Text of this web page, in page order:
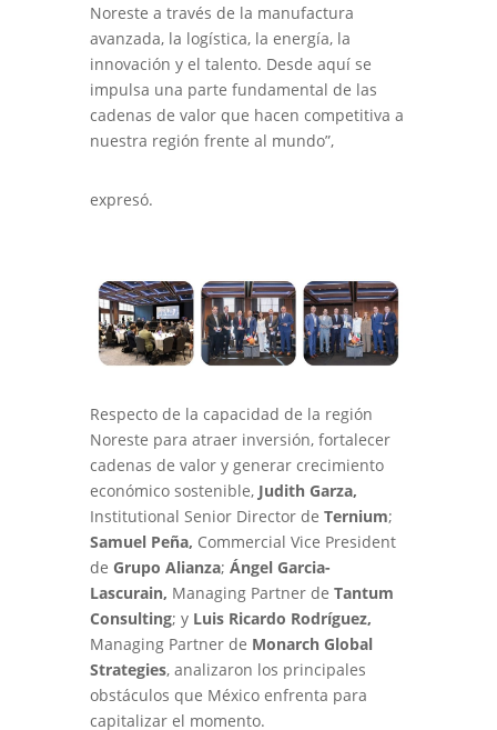
Noreste a través de la manufactura
avanzada, la logística, la energía, la
innovación y el talento. Desde aquí se
impulsa una parte fundamental de las
cadenas de valor que hacen competitiva a
nuestra región frente al mundo”,
expresó.
Respecto de la capacidad de la región
Noreste para atraer inversión, fortalecer
cadenas de valor y generar crecimiento
económico sostenible, Judith Garza,
Institutional Senior Director de Ternium;
Samuel Peña, Commercial Vice President
de Grupo Alianza; Ángel Garcia-
Lascurain, Managing Partner de Tantum
Consulting; y Luis Ricardo Rodríguez,
Managing Partner de Monarch Global
Strategies, analizaron los principales
obstáculos que México enfrenta para
capitalizar el momento.